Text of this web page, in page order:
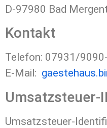
D-97980 Bad
Kontakt
Telefon: 07931/
E-Mail:
Umsatzsteuer-
Umsatzsteuer-